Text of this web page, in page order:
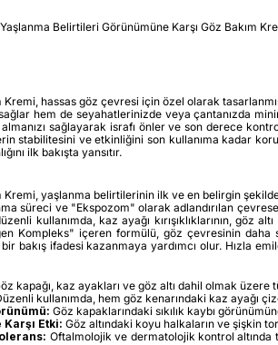
Belirtileri Görünümüne Karşı Göz Bakım
hassas göz çevresi için özel olarak
hem de seyahatlerinizde veya çantanızda
sağlayarak israfı önler ve son derece
stabilitesini ve etkinliğini son kullanıma kadar
ilk bakışta yansıtır.
yaşlanma belirtilerinin ilk ve en belirgin
süreci ve "Ekspozom" olarak adlandırılan
kullanımda, kaz ayağı kırışıklıklarının, göz
Kompleks" içeren formülü, göz çevresinin
bakış ifadesi kazanmaya yardımcı olur.
kapağı, kaz ayakları ve göz altı dahil olmak
kullanımda, hem göz kenarındaki kaz ayağı
Göz kapaklarındaki sıkılık kaybı
Etki: Göz altındaki koyu halkaların ve şişkin
Oftalmolojik ve dermatolojik kontrol